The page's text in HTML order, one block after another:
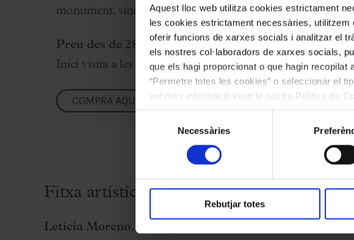
Aquest lloc web utilitza cookies estrictament
les cookies estrictament necessàries,
oferir funcions de xarxes socials i analitzar el
els nostres col·laboradors de xarxes socials,
que els hagi proporcionat o que hagin
“Permetre totes les cookies” o seleccionar el
vol més informació visiti la nostra Política de
les cookies en qualsevol moment.
consentiment
Necessàries
Rebutjar totes
monument, sinó una sala viva.
Preu des de 28 €
Inici visita a les 18:30 h.
COMPRA AQUÍ
Fitxa artística
Leticia Moreno,